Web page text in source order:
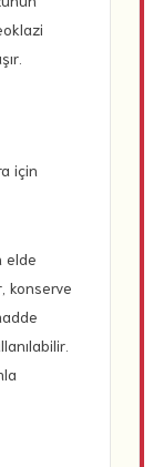
için
elde
konserve